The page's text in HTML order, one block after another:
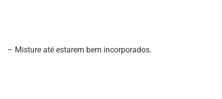
– Misture até estarem bem incorporados.